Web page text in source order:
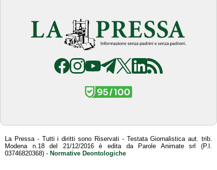
La Pressa - Tutti i diritti sono Riservati - Testata Giornalistica aut. trib.
Modena n.18 del 21/12/2016 è edita da Parole Animate srl (P.I.
03746820368) - Normative Deontologiche